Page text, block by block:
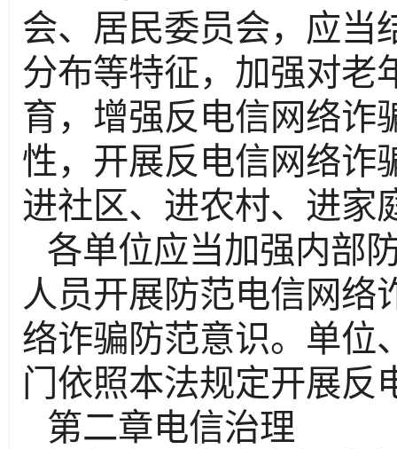
会、居民委员会，应当
分布等特征，加强对老
育，增强反电信网络诈
性，开展反电信网络诈
进社区、进农村、进家
各单位应当加强内部
人员开展防范电信网络
络诈骗防范意识。单位
门依照本法规定开展反
第二章电信治理